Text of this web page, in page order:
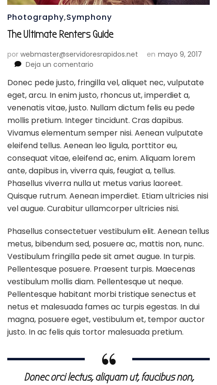
Photography,Symphony
The Ultimate Renters Guide
por webmaster@servidoresrapidos.net en mayo 9, 2017
Deja un comentario
Ultimate
Renters
Guide
Donec pede justo, fringilla vel, aliquet nec, vulputate
eget, arcu. In enim justo, rhoncus ut, imperdiet a,
venenatis vitae, justo. Nullam dictum felis eu pede
mollis pretium. Integer tincidunt. Cras dapibus.
Vivamus elementum semper nisi. Aenean vulputate
eleifend tellus. Aenean leo ligula, porttitor eu,
consequat vitae, eleifend ac, enim. Aliquam lorem
ante, dapibus in, viverra quis, feugiat a, tellus.
Phasellus viverra nulla ut metus varius laoreet.
Quisque rutrum. Aenean imperdiet. Etiam ultricies nisi
vel augue. Curabitur ullamcorper ultricies nisi.
Phasellus consectetuer vestibulum elit. Aenean tellus
metus, bibendum sed, posuere ac, mattis non, nunc.
Vestibulum fringilla pede sit amet augue. In turpis.
Pellentesque posuere. Praesent turpis. Maecenas
vestibulum mollis diam. Pellentesque ut neque.
Pellentesque habitant morbi tristique senectus et
netus et malesuada fames ac turpis egestas. In dui
magna, posuere eget, vestibulum et, tempor auctor
justo. In ac felis quis tortor malesuada pretium.
Donec orci lectus, aliquam ut, faucibus non,